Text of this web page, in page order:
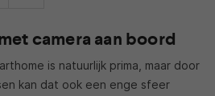
camera aan boord
is natuurlijk prima, maar door
kan dat ook een enge sfeer